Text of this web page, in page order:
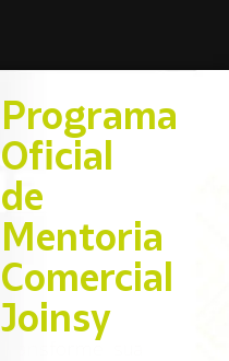
Programa
Oficial
de
Mentoria
Comercial
Joinsy
Transforme sua